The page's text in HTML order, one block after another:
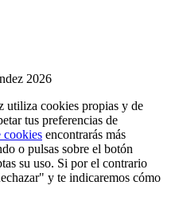
2026
utiliza cookies propias y de
tus preferencias de
cookies encontrarás más
o pulsas sobre el botón
su uso. Si por el contrario
y te indicaremos cómo